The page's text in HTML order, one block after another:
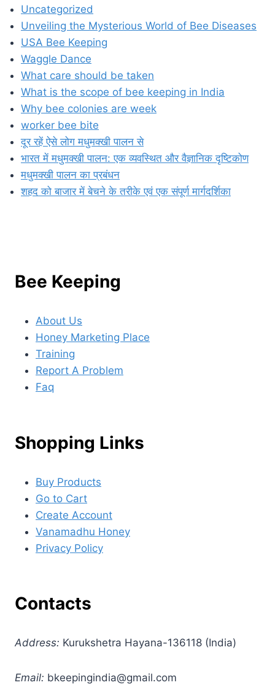
Uncategorized
Unveiling the Mysterious World of Bee Diseases
USA Bee Keeping
Waggle Dance
What care should be taken
What is the scope of bee keeping in India
Why bee colonies are week
worker bee bite
दूर रहें ऐसे लोग मधुमक्खी पालन से
भारत में मधुमक्खी पालन: एक व्यवस्थित और वैज्ञानिक दृष्टिकोण
मधुमक्खी पालन का प्रबंधन
शहद को बाजार में बेचने के तरीके एवं एक संपूर्ण मार्गदर्शिका
Bee Keeping
About Us
Honey Marketing Place
Training
Report A Problem
Faq
Shopping Links
Buy Products
Go to Cart
Create Account
Vanamadhu Honey
Privacy Policy
Contacts
Address: Kurukshetra Hayana-136118 (India)
Email: bkeepingindia@gmail.com